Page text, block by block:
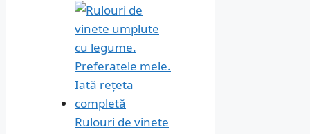
Rulouri de vinete